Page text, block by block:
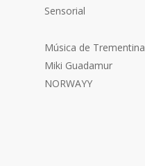
Sensorial
Música de Trementina
Miki Guadamur
NORWAYY